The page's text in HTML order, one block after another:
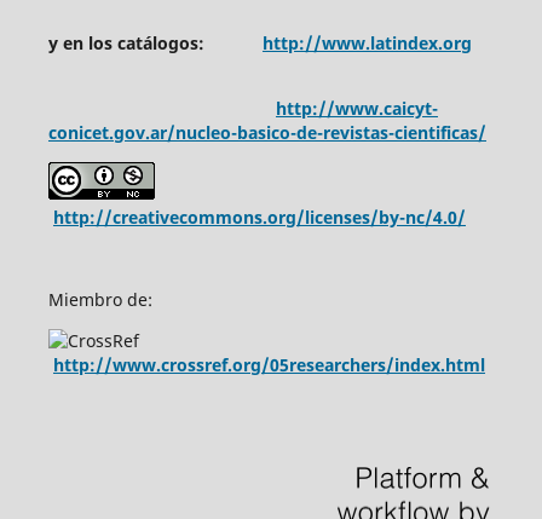
y en los catálogos: http://www.latindex.org
http://www.caicyt-
conicet.gov.ar/nucleo-basico-de-revistas-cientificas/
http://creativecommons.org/licenses/by-nc/4.0/
Miembro de:
http://www.crossref.org/05researchers/index.html